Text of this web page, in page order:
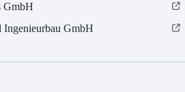
GmbH
GmbH